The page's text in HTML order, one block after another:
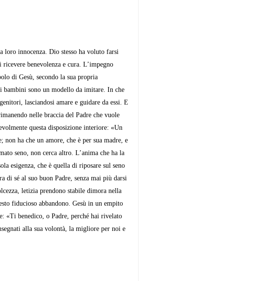
loro innocen­za. Dio stesso ha voluto farsi
benevolenza e cura. L’impegno
di Gesù, secondo la sua propria
bam­bini sono un modello da imitare. In che
lasciandosi amare e guidare da essi. E
nelle braccia del Padre che vuole
questa disposizione interiore: «Un
ha che un amore, che è per sua madre, e
seno, non cerca altro. L’anima che ha la
esigenza, che è quella di riposare sul seno
di sé al suo buon Padre, senza mai più darsi
letizia prendono sta­bile dimora nella
fiducioso abbandono. Gesù in un empito
«Ti bene­dico, o Padre, perché hai rivelato
alla sua volontà, la migliore per noi e